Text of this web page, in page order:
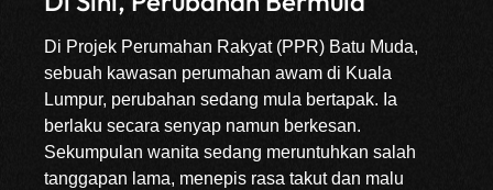
Di Projek Perumahan Rakyat (PPR) Batu Muda,
sebuah kawasan perumahan awam di Kuala
Lumpur, perubahan sedang mula bertapak. Ia
berlaku secara senyap namun berkesan.
Sekumpulan wanita sedang meruntuhkan salah
tanggapan lama, menepis rasa takut dan malu